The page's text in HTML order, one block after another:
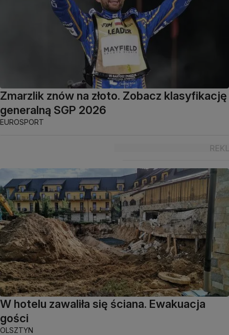
Zmarzlik znów na złoto. Zobacz klasyfikację
generalną SGP 2026
EUROSPORT
W hotelu zawaliła się ściana. Ewakuacja
gości
OLSZTYN